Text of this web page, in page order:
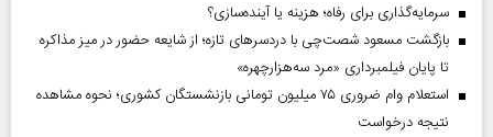
سرمایه‌گذاری برای رفاه؛ هزینه یا آینده‌سازی؟
بازگشت مسعود شصت‌چی با دردسر‌های تازه؛ از شایعه حضور در میز مذاکره
تا پایان فیلمبرداری «مرد سه‌هزارچهره»
استعلام وام ضروری ۷۵ میلیون تومانی بازنشستگان کشوری؛ نحوه مشاهده
نتیجه درخواست